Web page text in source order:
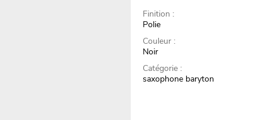
Finition :
Polie
Couleur :
Noir
Catégorie :
saxophone baryton